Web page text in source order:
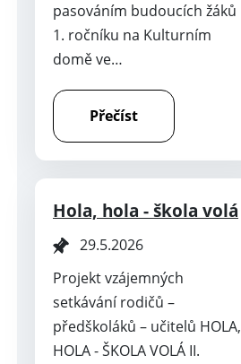
pasováním budoucích žáků
1. ročníku na Kulturním
domě ve…
Přečíst
Hola, hola - škola volá
29.5.2026
Projekt vzájemných
setkávání rodičů –
předškoláků – učitelů HOLA,
HOLA - ŠKOLA VOLÁ II.